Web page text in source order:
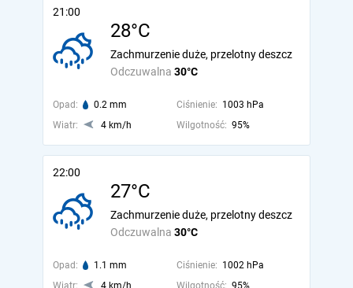
21:00
28°C
Odczuwalna 30°C
Zachmurzenie duże, przelotny deszcz
Opad: 0.2 mm Ciśnienie: 1003 hPa
Wiatr:
4 km/h Wilgotność: 95%
22:00
27°C
Odczuwalna 30°C
Zachmurzenie duże, przelotny deszcz
Opad: 1.1 mm Ciśnienie: 1002 hPa
Wiatr:
4 km/h Wilgotność: 95%